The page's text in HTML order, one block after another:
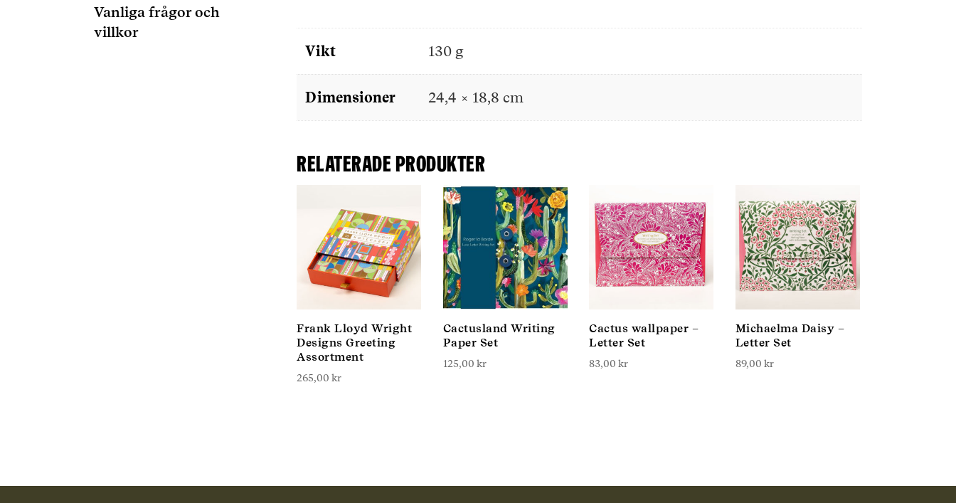
Vikt 130 g
Dimensioner 24,4 × 18,8 cm
Relaterade produkter
Frank Lloyd Wright
Designs Greeting
Assortment
265,00 kr
Cactusland Writing
Paper Set
125,00 kr
Cactus wallpaper –
Letter Set
83,00 kr
Michaelma Daisy –
Letter Set
89,00 kr
Vanliga frågor och
villkor